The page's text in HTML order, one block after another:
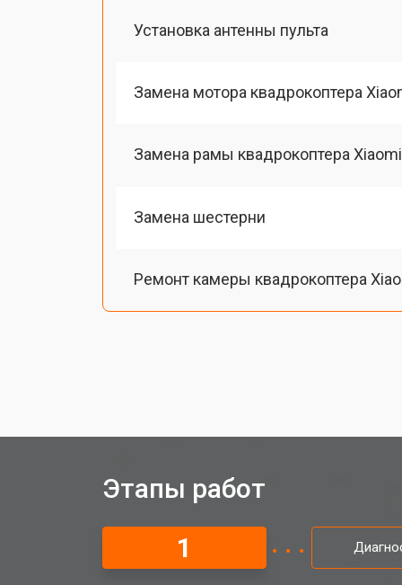
Установка антенны пульта
Замена мотора квадрокоптера
Замена рамы квадрокоптера Xiaomi
Замена шестерни
Ремонт камеры квадрокоптера
Замена GPS-модуля
Этапы работ
1